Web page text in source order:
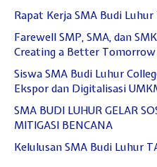
Rapat Kerja SMA Budi
Farewell SMP, SMA, dan
Creating a Better Tomorrow
Siswa SMA Budi Luhur
Ekspor dan Digitalisasi
SMA BUDI LUHUR GELAR
MITIGASI BENCANA
Kelulusan SMA Budi Luhur